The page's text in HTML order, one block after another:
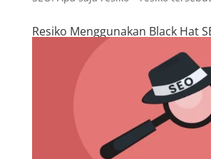
Resiko Menggunakan Black Hat